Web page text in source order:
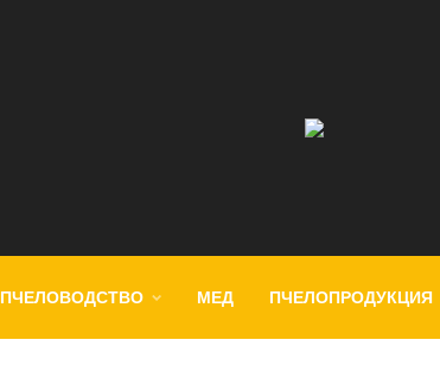
ПЧЕЛОВОДСТВО МЕД ПЧЕЛОПРОДУКЦИЯ